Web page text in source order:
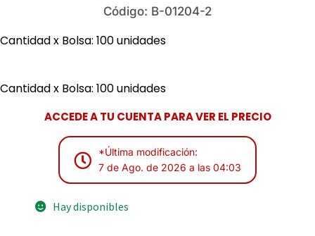
Código: B-01204-2
Cantidad x Bolsa: 100 unidades
Cantidad x Bolsa: 100 unidades
ACCEDE A TU CUENTA PARA VER EL PRECIO
*Última modificación:
7 de Ago. de 2026 a las 04:03
Hay disponibles